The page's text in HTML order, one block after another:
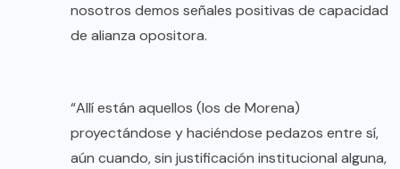
nosotros demos señales positivas de capacidad
de alianza opositora.
“Allí están aquellos (los de Morena)
proyectándose y haciéndose pedazos entre sí,
aún cuando, sin justificación institucional alguna,